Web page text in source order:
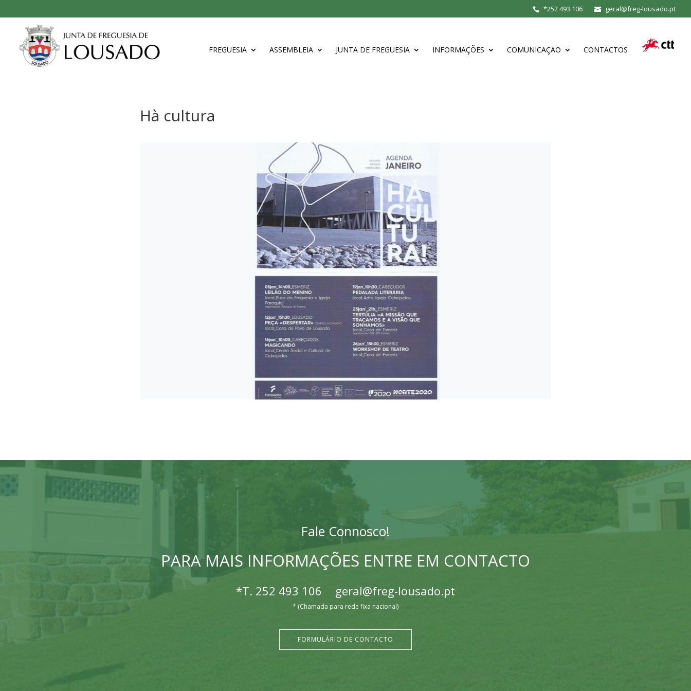
*252 493 106 geral@freg-lousado.pt
FREGUESIA ASSEMBLEIA JUNTA DE FREGUESIA INFORMAÇÕES COMUNICAÇÃO CONTACTOS
Hà cultura
Fale Connosco!
PARA MAIS INFORMAÇÕES ENTRE EM CONTACTO
*T. 252 493 106 geral@freg-lousado.pt
* (Chamada para rede fixa nacional)
FORMULÁRIO DE CONTACTO